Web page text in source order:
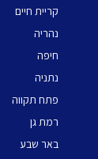
קריית חיים
נהריה
חיפה
נתניה
פתח תקווה
רמת גן
באר שבע